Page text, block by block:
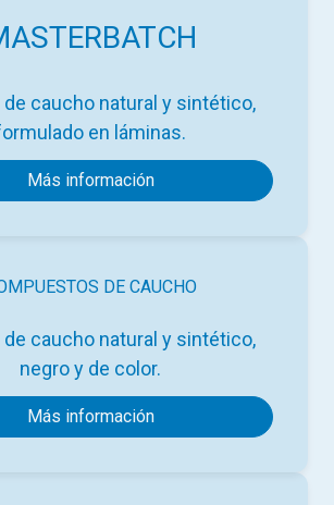
caucho natural y sintético,
en láminas.
Más información
DE CAUCHO
caucho natural y sintético,
negro y de color.
Más información